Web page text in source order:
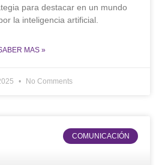
para destacar en un mundo
la inteligencia artificial.
MAS »
No Comments
COMUNICACIÓN